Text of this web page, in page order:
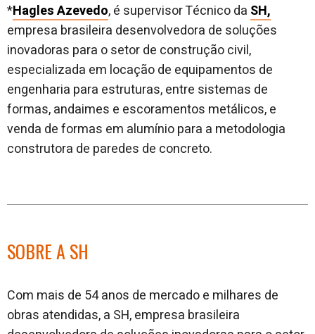
*Hagles Azevedo, é supervisor Técnico da SH,
empresa brasileira desenvolvedora de soluções
inovadoras para o setor de construção civil,
especializada em locação de equipamentos de
engenharia para estruturas, entre sistemas de
formas, andaimes e escoramentos metálicos, e
venda de formas em alumínio para a metodologia
construtora de paredes de concreto.
SOBRE A SH
Com mais de 54 anos de mercado e milhares de
obras atendidas, a SH, empresa brasileira